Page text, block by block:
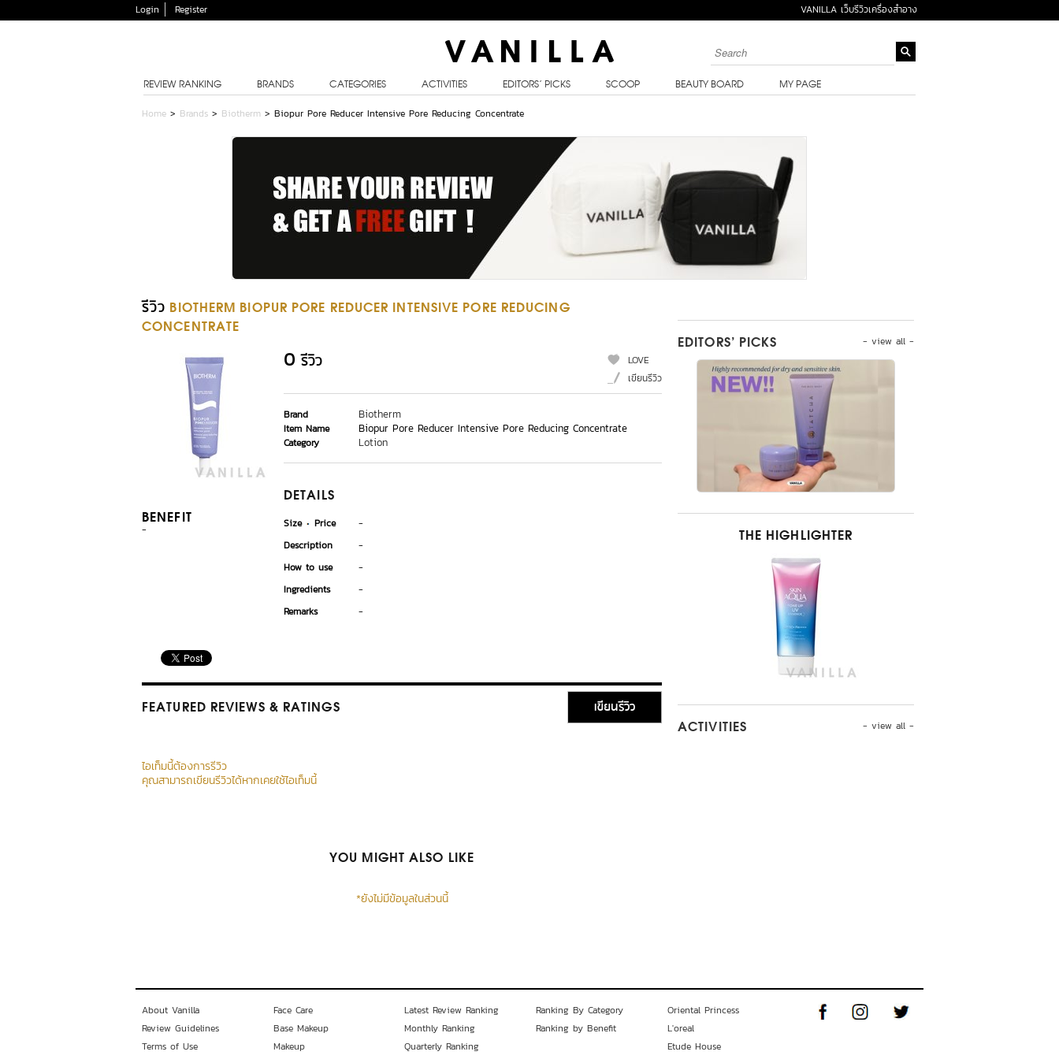
Login Register VANILLA เว็บรีวิวเครื่องสำอาง
REVIEW RANKING BRANDS CATEGORIES ACTIVITIES EDITORS’ PICKS SCOOP BEAUTY BOARD MY PAGE
Home > Brands > Biotherm > Biopur Pore Reducer Intensive Pore Reducing Concentrate
รีวิว BIOTHERM BIOPUR PORE REDUCER INTENSIVE PORE REDUCING
CONCENTRATE
BENEFIT
-
0 รีวิว
LOVE
เขียนรีวิว
Brand Biotherm
Item Name Biopur Pore Reducer Intensive Pore Reducing Concentrate
Category Lotion
DETAILS
Size Price
-
Description
-
How to use
-
Ingredients
-
Remarks
-
FEATURED REVIEWS & RATINGS เขียนรีวิว
ไอเท็มนี้ต้องการรีวิว
คุณสามารถเขียนรีวิวได้หากเคยใช้ไอเท็มนี้
YOU MIGHT ALSO LIKE
*ยังไม่มีข้อมูลในส่วนนี้
- view all -
EDITORS’ PICKS
THE HIGHLIGHTER
- view all -
ACTIVITIES
About Vanilla
Review Guidelines
Terms of Use
Face Care
Base Makeup
Makeup
Latest Review Ranking
Monthly Ranking
Quarterly Ranking
Ranking By Category
Ranking by Benefit
Oriental Princess
L'oreal
Etude House